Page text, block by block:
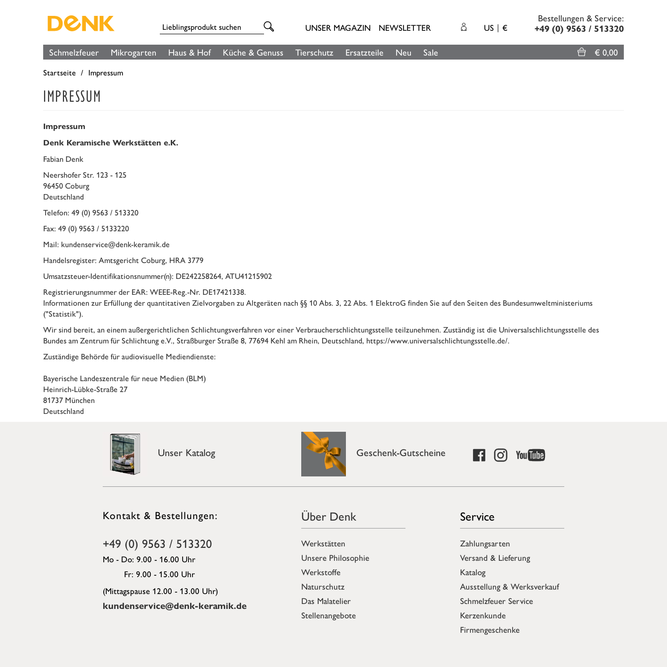
UNSER MAGAZIN NEWSLETTER US €
Bestellungen & Service:
+49 (0) 9563 / 513320
Schmelzfeuer Mikrogarten Haus & Hof Küche & Genuss Tierschutz Ersatzteile Neu Sale € 0,00
Startseite Impressum
IMPRESSUM
Impressum
Denk Keramische Werkstätten e.K.
Fabian Denk
Neershofer Str. 123 - 125
96450 Coburg
Deutschland
Telefon: 49 (0) 9563 / 513320
Fax: 49 (0) 9563 / 5133220
Mail: kundenservice@denk-keramik.de
Handelsregister: Amtsgericht Coburg, HRA 3779
Umsatzsteuer-Identifikationsnummer(n): DE242258264, ATU41215902
Registrierungsnummer der EAR: WEEE-Reg.-Nr. DE17421338.
Informationen zur Erfüllung der quantitativen Zielvorgaben zu Altgeräten nach §§ 10 Abs. 3, 22 Abs. 1 ElektroG finden Sie auf den Seiten des Bundesumweltministeriums
("Statistik").
Wir sind bereit, an einem außergerichtlichen Schlichtungsverfahren vor einer Verbraucherschlichtungsstelle teilzunehmen. Zuständig ist die Universalschlichtungsstelle des
Bundes am Zentrum für Schlichtung e.V., Straßburger Straße 8, 77694 Kehl am Rhein, Deutschland, https://www.universalschlichtungsstelle.de/.
Zuständige Behörde für audiovisuelle Mediendienste:
Bayerische Landeszentrale für neue Medien (BLM)
Heinrich-Lübke-Straße 27
81737 München
Deutschland
Unser Katalog Geschenk-Gutscheine
Kontakt & Bestellungen:
+49 (0) 9563 / 513320
Mo - Do: 9.00 - 16.00 Uhr
Fr: 9.00 - 15.00 Uhr
(Mittagspause 12.00 - 13.00 Uhr)
kundenservice@denk-keramik.de
Über Denk
Werkstätten
Unsere Philosophie
Werkstoffe
Naturschutz
Das Malatelier
Stellenangebote
Service
Zahlungsarten
Versand & Lieferung
Katalog
Ausstellung & Werksverkauf
Schmelzfeuer Service
Kerzenkunde
Firmengeschenke